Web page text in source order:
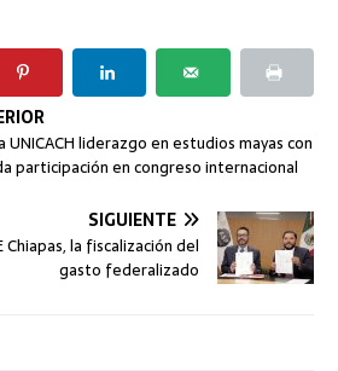
UNICACH liderazgo en estudios mayas con
participación en congreso internacional
SIGUIENTE
Chiapas, la fiscalización del
gasto federalizado